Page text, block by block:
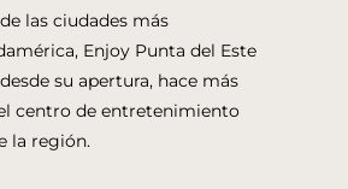
las ciudades más
Enjoy Punta del Este
su apertura, hace más
centro de entretenimiento
la región.